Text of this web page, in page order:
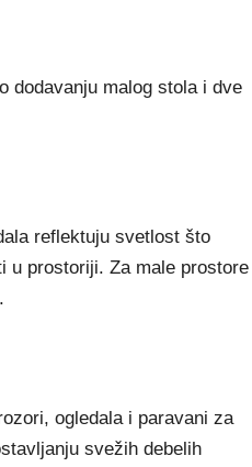
dodavanju malog stola i dve
reflektuju svetlost što
u prostoriji. Za male prostore
ogledala i paravani za
svežih debelih